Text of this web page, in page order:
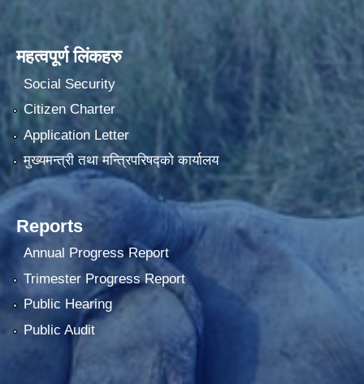
महत्वपूर्ण लिंकहरु
Social Security
Citizen Charter
Application Letter
मुख्यमन्त्री तथा मन्त्रिपरिषद्को कार्यालय
Reports
Annual Progress Report
Trimester Progress Report
Public Hearing
Public Audit